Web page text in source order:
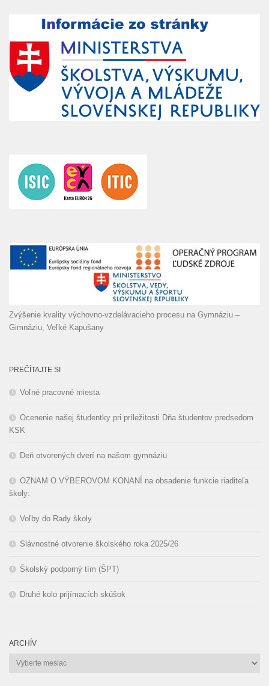
Zvýšenie kvality výchovno-vzdelávacieho procesu na Gymnáziu –
Gimnáziu, Veľké Kapušany
PREČÍTAJTE SI
Voľné pracovné miesta
Ocenenie našej študentky pri príležitosti Dňa študentov predsedom
KSK
Deň otvorených dverí na našom gymnáziu
OZNAM O VÝBEROVOM KONANÍ na obsadenie funkcie riaditeľa
školy:
Voľby do Rady školy
Slávnostné otvorenie školského roka 2025/26
Školský podporný tím (ŠPT)
Druhé kolo prijímacích skúšok
ARCHÍV
Archív